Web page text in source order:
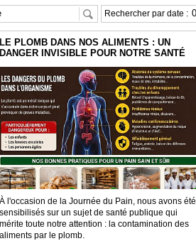
Rechercher par date :
LE PLOMB DANS NOS ALIMENTS : UN
DANGER INVISIBLE POUR NOTRE SANTÉ
À l'occasion de la Journée du Pain, nous avons été
sensibilisés sur un sujet de santé publique qui
mérite toute notre attention : la contamination des
aliments par le plomb.